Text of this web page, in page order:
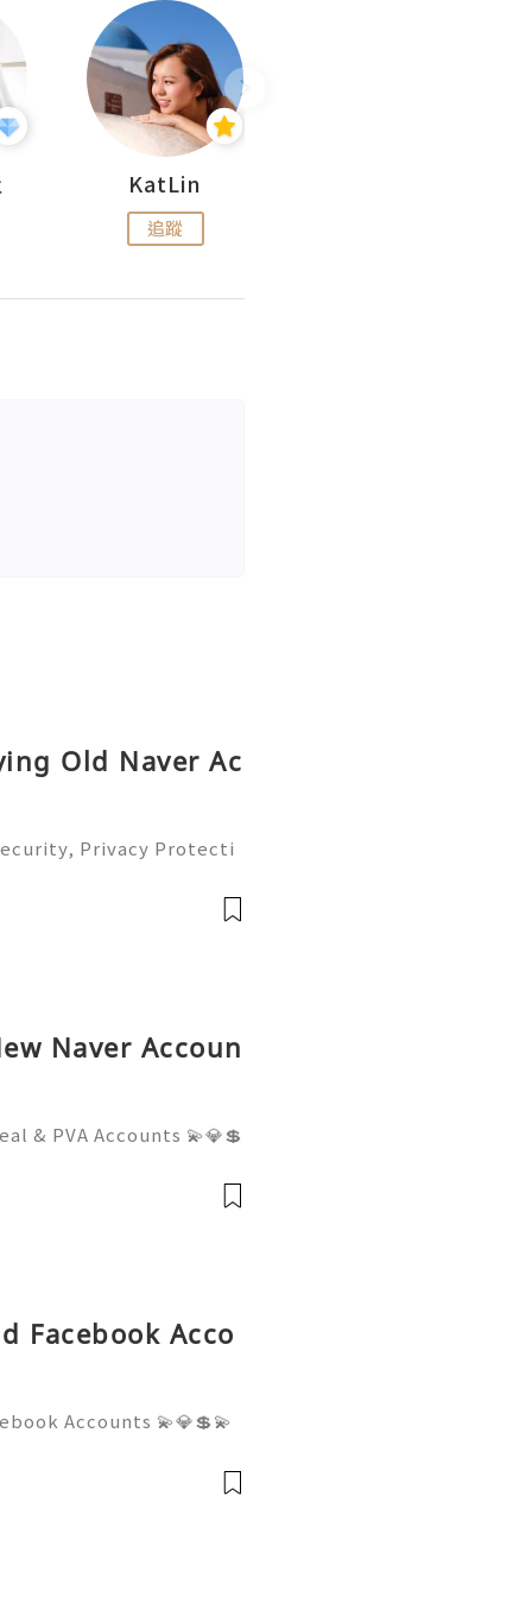
KatLin
追蹤
Old Naver Ac
Privacy Protecti
Support 💫💎💲💫🌐
Naver Accoun
& PVA Accounts 💫💎💲
@usa
💫💎💲💫🌐✨
Facebook Acco
Accounts 💫💎💲💫
@usadigi
💫💎💲💫🌐✨💎Em